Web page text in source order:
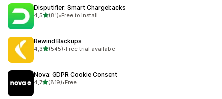
Disputifier: Smart Chargebacks
4,55 yıldız üzerinden
(81)
toplam 81 değerlendirme
•Free to install
Rewind Backups
4,35 yıldız üzerinden
(545)
toplam 545 değerlendirme
•Free trial available
Nova: GDPR Cookie Consent
4,75 yıldız üzerinden
(819)
toplam 819 değerlendirme
•Free